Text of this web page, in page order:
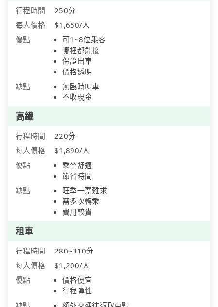
行程時間
250分
每人價格
$1,650/人
優點
可1~8位乘客
哪裡都能接
保證出車
價格透明
缺點
無臨時叫車
不收現金
高鐵
行程時間
220分
每人價格
$1,890/人
優點
乘坐舒適
節省時間
缺點
旺季一票難求
需多次轉乘
費用較貴
租車
行程時間
280~310分
每人價格
$1,200/人
優點
價格便宜
行程彈性